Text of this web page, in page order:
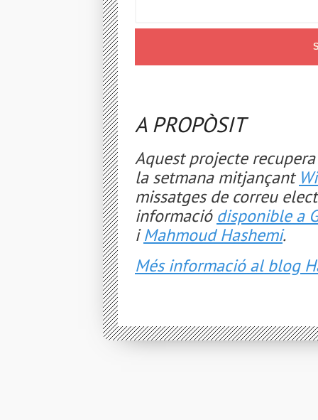
A PROPÒSIT
Aquest projecte
la setmana mitjançant
missatges de correu
informació disponible a
iMahmoud Hashemi.
Més informació al blog